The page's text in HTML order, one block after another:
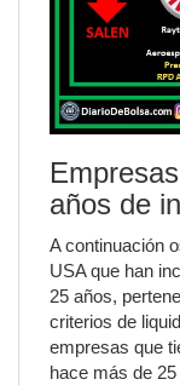
años de
A continuación
USA que han
25 años,
criterios de
empresas que
hace más de